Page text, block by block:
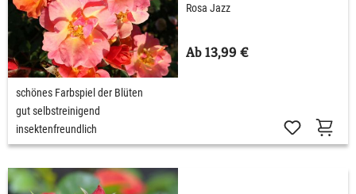
Rosa Jazz
Ab 13,99 €
schönes Farbspiel der Blüten
gut selbstreinigend
insektenfreundlich